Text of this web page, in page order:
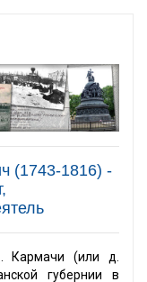
(1743-1816) -
Кармачи (или д.
губернии в